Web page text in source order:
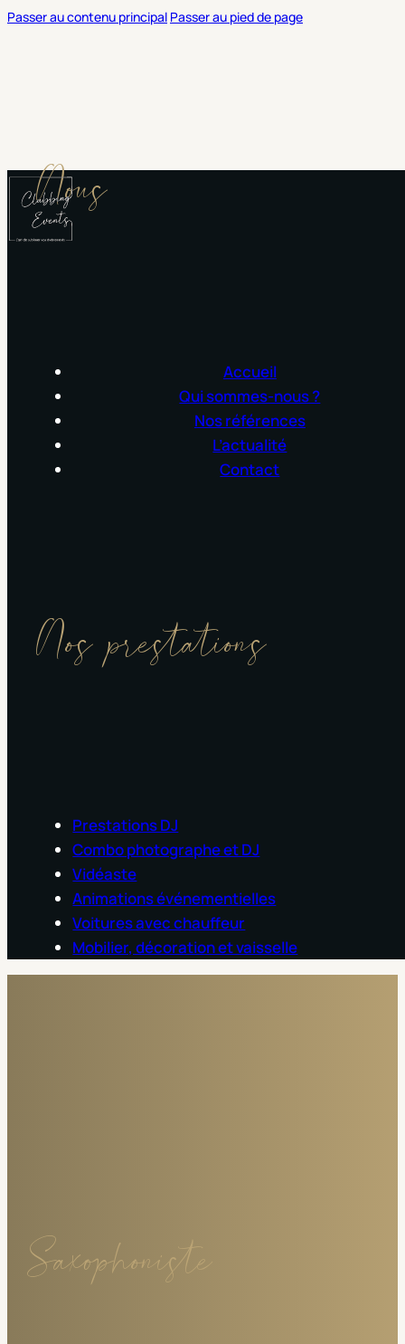
Passer au contenu principal Passer au pied de page
Nous
Accueil
Qui sommes-nous ?
Nos références
L’actualité
Contact
Nos prestations
Prestations DJ
Combo photographe et DJ
Vidéaste
Animations événementielles
Voitures avec chauffeur
Mobilier, décoration et vaisselle
Saxophoniste